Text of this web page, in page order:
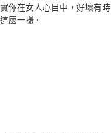
你在女人心目中，好壞有時
麼一撮。